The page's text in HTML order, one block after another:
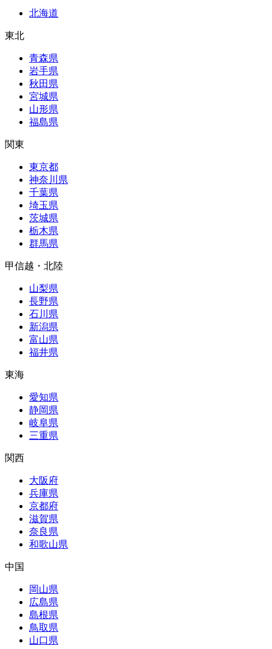
北海道
東北
青森県
岩手県
秋田県
宮城県
山形県
福島県
関東
東京都
神奈川県
千葉県
埼玉県
茨城県
栃木県
群馬県
甲信越・北陸
山梨県
長野県
石川県
新潟県
富山県
福井県
東海
愛知県
静岡県
岐阜県
三重県
関西
大阪府
兵庫県
京都府
滋賀県
奈良県
和歌山県
中国
岡山県
広島県
島根県
鳥取県
山口県